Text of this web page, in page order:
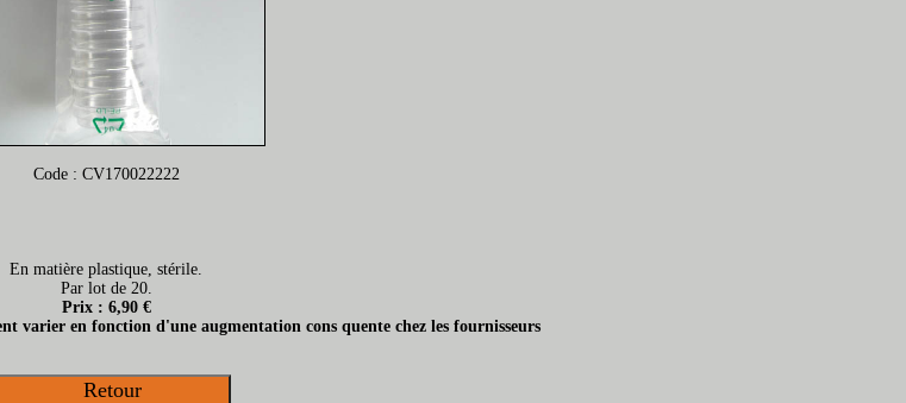
Code : CV170022222
En matière plastique, stérile.
Par lot de 20.
Prix : 6,90 €
varier en fonction d'une augmentation cons quente chez les fournisseurs